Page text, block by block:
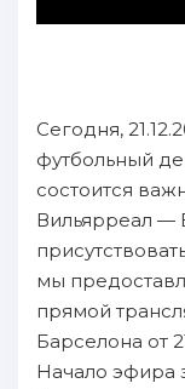
Сегодня,
футбольный
состоится
Вильярреал —
мы
прямой
Барселона от
Начало эфира